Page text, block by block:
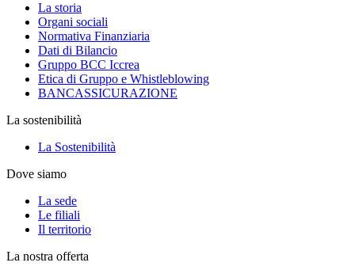
La storia
Organi sociali
Normativa Finanziaria
Dati di Bilancio
Gruppo BCC Iccrea
Etica di Gruppo e Whistleblowing
BANCASSICURAZIONE
La sostenibilità
La Sostenibilità
Dove siamo
La sede
Le filiali
Il territorio
La nostra offerta